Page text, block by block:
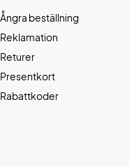
Ångra beställning
Reklamation
Returer
Presentkort
Rabattkoder